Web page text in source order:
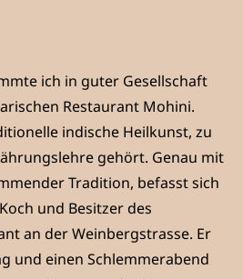
ich in guter Gesellschaft
Restaurant Mohini.
indische Heilkunst, zu
gehört. Genau mit
Tradition, befasst sich
und Besitzer des
an der Weinbergstrasse. Er
und einen Schlemmerabend